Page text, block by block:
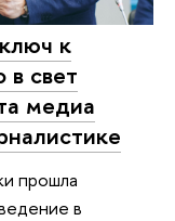
к
свет
медиа
прошла
в